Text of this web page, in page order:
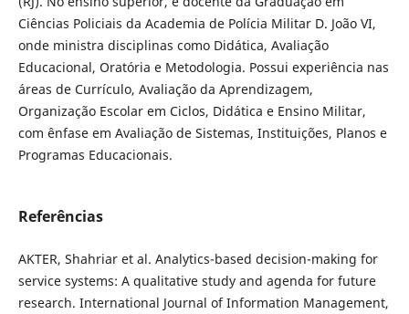
Ciências Policiais da Academia de Polícia Militar D. João VI,
onde ministra disciplinas como Didática, Avaliação
Educacional, Oratória e Metodologia. Possui experiência nas
áreas de Currículo, Avaliação da Aprendizagem,
Organização Escolar em Ciclos, Didática e Ensino Militar,
com ênfase em Avaliação de Sistemas, Instituições, Planos e
Programas Educacionais.
Referências
AKTER, Shahriar et al. Analytics-based decision-making for
service systems: A qualitative study and agenda for future
research. International Journal of Information Management,